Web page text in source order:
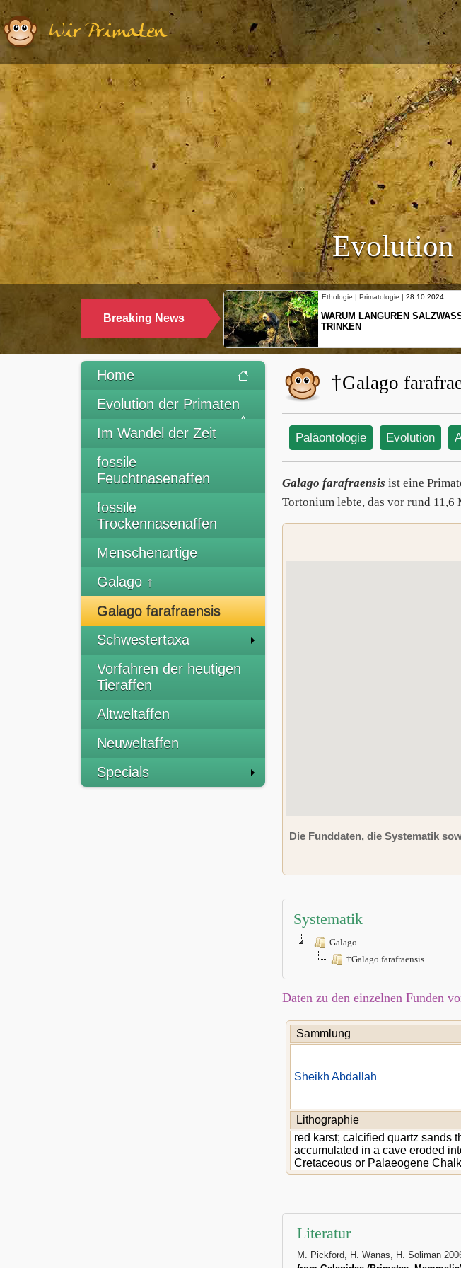
Wir Primaten
Evolution
Breaking News
Ethologie | Primatologie |28.10.2024
WARUM LANGUREN SALZWASSER
TRINKEN
Home
Evolution der Primaten
Im Wandel der Zeit
fossile
Feuchtnasenaffen
fossile
Trockennasenaffen
Menschenartige
Galago ↑
Galago farafraensis
Schwestertaxa
Vorfahren der heutigen
Tieraffen
Altweltaffen
Neuweltaffen
Specials
†Galago
Paläontologie Evolution
Galago farafraensis ist eine
Tortonium lebte, das vor rund
Die Funddaten, die Systematik
Systematik
Galago
†Galago farafraensis
Daten zu den einzelnen Funden
Sammlung
Sheikh Abdallah
Lithographie
red karst; calcified quartz sands
accumulated in a cave eroded
Cretaceous or Palaeogene Chalk
Literatur
M. Pickford, H. Wanas, H. Soliman